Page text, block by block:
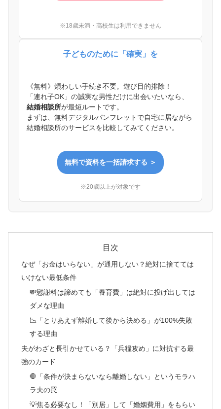
※18歳未満・高校生は利用できません
子どものために「確実」を
《無料》煩わしい手続き不要。遊び目的排除！
「連れ子OK」の誠実な男性だけに出会いたいなら、
結婚相談所が最短ルートです。
まずは、無料デジタルパンフレットで自宅に居ながら
結婚相談所のサービスを比較してみてください。
無料で資料を一括請求する ＞
※20歳以上が対象です
目次
なぜ「お金はいらない」が通用しない？絶対に捨てては
いけない最低条件
💸慰謝料は諦めても「養育費」は絶対に投げ出しては
ダメな理由
📉「とりあえず離婚して後から決める」が100%失敗
する理由
夫がわざと長引かせている？「兵糧攻め」に対抗する最
強のカード
🛑「条件が決まらないなら離婚しない」というモラハ
ラ夫の罠
💡焦る必要なし！「別居」して「婚姻費用」をもらい